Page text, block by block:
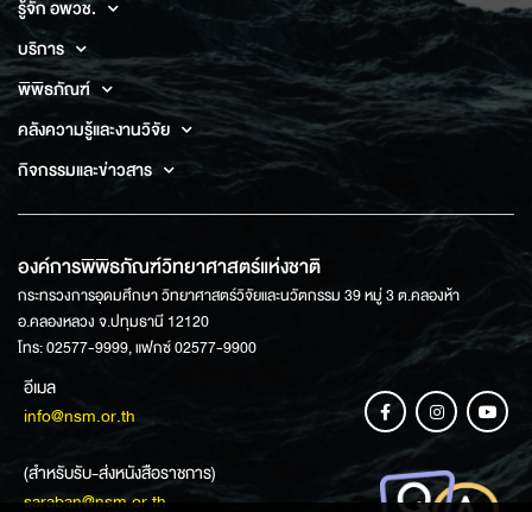
รู้จัก อพวช.
บริการ
พิพิธภัณฑ์
คลังความรู้และงานวิจัย
กิจกรรมและข่าวสาร
องค์การพิพิธภัณฑ์วิทยาศาสตร์แห่งชาติ
กระทรวงการอุดมศึกษา วิทยาศาสตร์วิจัยและนวัตกรรม 39 หมู่ 3 ต.คลองห้า
อ.คลองหลวง จ.ปทุมธานี 12120
โทร: 02577-9999, แฟกซ์ 02577-9900
อีเมล
info@nsm.or.th
(สำหรับรับ-ส่งหนังสือราชการ)
saraban@nsm.or.th